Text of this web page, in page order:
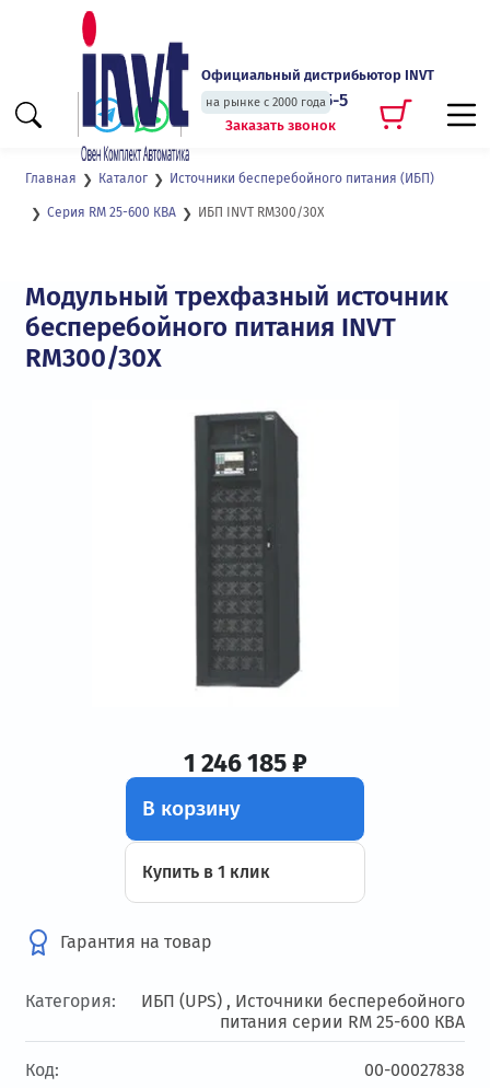
Официальный дистрибьютор INVT
на рынке с 2000 года
+7 (495) 135-135-5
Заказать звонок
Главная Каталог Источники бесперебойного питания (ИБП)
Серия RM 25-600 КВА ИБП INVT RM300/30X
Модульный трехфазный источник
бесперебойного питания INVT
RM300/30X
1 246 185 ₽
В корзину
Купить в 1 клик
Гарантия на товар
Категория: ИБП (UPS) , Источники бесперебойного
питания серии RM 25-600 КВА
Код: 00-00027838